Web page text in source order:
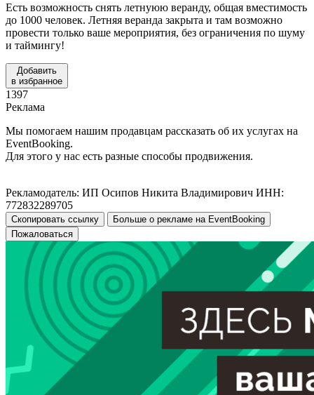
Есть возможность снять летнуюю веранду, общая вместимость
до 1000 человек. Летняя веранда закрыта и там возможно
провести только ваше мероприятия, без ограничения по шуму
и таймингу!
Добавить
в избранное
1397
Реклама
Мы помогаем нашим продавцам рассказать об их услугах на
EventBooking.
Для этого у нас есть разные способы продвижения.
Рекламодатель: ИП Осипов Никита Владимирович ИНН:
772832289705
Скопировать ссылку
Больше о рекламе на EventBooking
Пожаловаться